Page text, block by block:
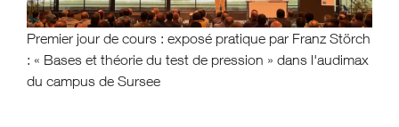
Premier jour de cours : exposé pratique par Franz Störch
: « Bases et théorie du test de pression » dans l'audimax
du campus de Sursee